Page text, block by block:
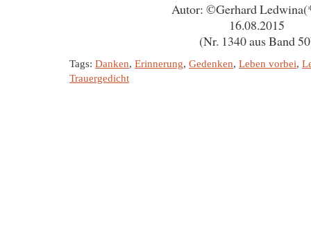
Autor: ©Gerhard
16.08.2015
(Nr. 1340 aus Band
Tags: Danken, Erinnerung, Gedenken, Leben vorbei,
Trauergedicht